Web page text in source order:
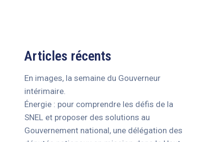
Articles récents
En images, la semaine du Gouverneur
intérimaire.
Énergie : pour comprendre les défis de la
SNEL et proposer des solutions au
Gouvernement national, une délégation des